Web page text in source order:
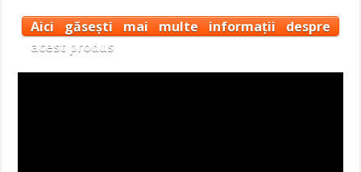
Aici găsești mai multe informații despre
acest produs